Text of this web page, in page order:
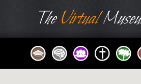
TheVirtual